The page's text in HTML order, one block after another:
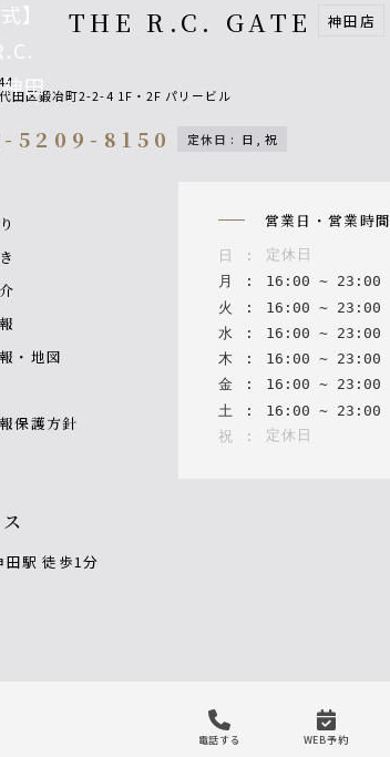
THE R.C. GATE 神田店
田区鍛冶町2-2-4 1F・2F パリービル
5209-8150 定休日 : 日, 祝
報・地図
報保護方針
営業日・営業時間
日 :
定休日
月
: 16 : 00 ~ 23 : 00
火
: 16 : 00 ~ 23 : 00
水
: 16 : 00 ~ 23 : 00
木
: 16 : 00 ~ 23 : 00
金
: 16 : 00 ~ 23 : 00
土
: 16 : 00 ~ 23 : 00
祝
: 定休日
ス
田駅 徒歩1分
電話する WEB予約